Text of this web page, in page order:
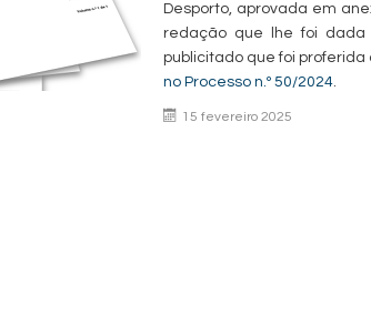
Desporto, aprovada em
redação que lhe foi dada
publicitado que foi proferida
no Processo n.º 50/2024.
15 fevereiro 2025